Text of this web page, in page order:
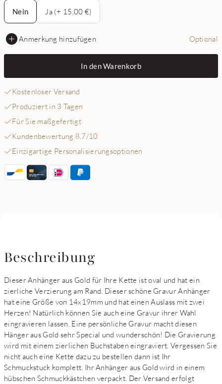
Nein
Ja (+ 15,00 €)
Anmerkung hinzufügen Optional
In den Warenkorb
Kostenloser Versand
Produziert in 3 Tagen
Für Sie maßgefertigt
Kundenbewertung 8,7/10
Einzigartige Personalisierungsoptionen
Beschreibung
Dieser Anhänger aus Gold für Ihre Kette ist oval und hat ein
zierliche Verzierung am Rand. Dieser schöne Gravur Anhänger
hat eine Größe von 14x19mm und hat einen Auslass mit zwei
Herzen! Natürlich können Sie auch eine Gravur ihrer Wahl
eingravieren lassen. Eine persönliche Gravur macht diesen
Hänger aus Gold sehr Special und wunderschön! Die Gravierung
wird mit einem zierlichen Buchstaben eingraviert. Vergessen Sie
nicht auch eine Kette dazu zu bestellen dann ist Ihr
Schmuckstuck komplett. Ihr Anhänger aus Gold wird in einem
hübschen Schmuckkästchen verpackt. Der Versand erfolgt